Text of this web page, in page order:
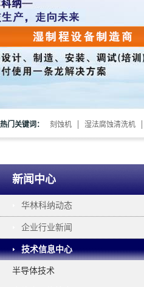
热门关键词： 刻蚀机 湿法腐蚀清洗机
新闻中心
华林科纳动态
企业行业新闻
技术信息中心
半导体技术